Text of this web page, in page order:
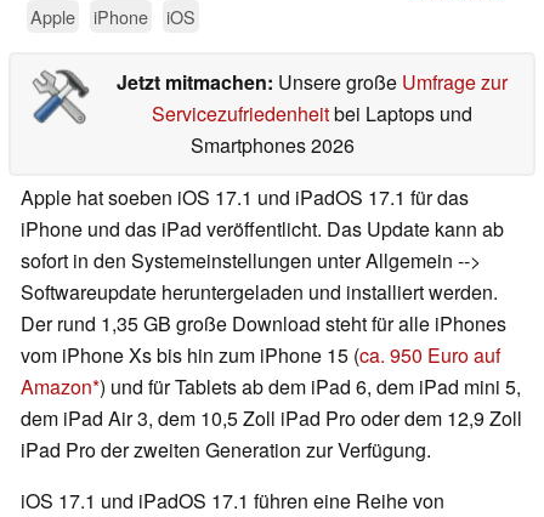
Apple iPhone iOS
Jetzt mitmachen: Unsere große Umfrage zur
Servicezufriedenheitbei Laptops und
Smartphones 2026
Apple hat soeben iOS 17.1 und iPadOS 17.1 für das
iPhone und das iPad veröffentlicht. Das Update kann ab
sofort in den Systemeinstellungen unter Allgemein -->
Softwareupdate heruntergeladen und installiert werden.
Der rund 1,35 GB große Download steht für alle iPhones
vom iPhone Xs bis hin zum iPhone 15 (ca. 950 Euro auf
Amazon ) und für Tablets ab dem iPad 6, dem iPad mini 5,
dem iPad Air 3, dem 10,5 Zoll iPad Pro oder dem 12,9 Zoll
iPad Pro der zweiten Generation zur Verfügung.
iOS 17.1 und iPadOS 17.1 führen eine Reihe von